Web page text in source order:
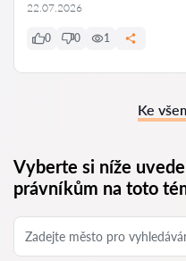
22.07.2026
0 0 1
Ke
Vyberte si níže
právníkům na toto